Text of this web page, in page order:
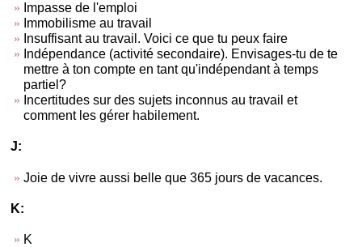
Impasse de l'emploi
Immobilisme au travail
Insuffisant au travail. Voici ce que tu peux faire
Indépendance (activité secondaire). Envisages-tu de te
mettre à ton compte en tant qu'indépendant à temps
partiel?
Incertitudes sur des sujets inconnus au travail et
comment les gérer habilement.
J:
Joie de vivre aussi belle que 365 jours de vacances.
K:
K